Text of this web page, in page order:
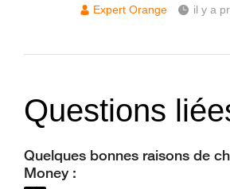
Expert Orange
il y a
Questions
Quelques bonnes raisons de
Money :